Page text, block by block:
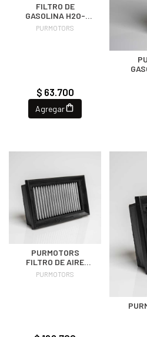
FILTRO DE
GASOLINA H2O-
STOP PARA BMW,
PURMOTORS
$ 63.700
Agregar
PURMOTORS
FILTRO DE AIRE
HONDA CRF 1000 L
PURMOTORS